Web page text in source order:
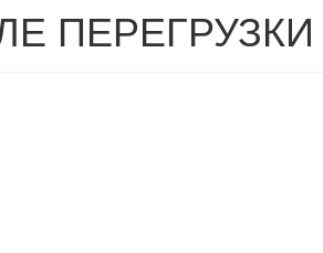
ПЕРЕГРУЗКИ